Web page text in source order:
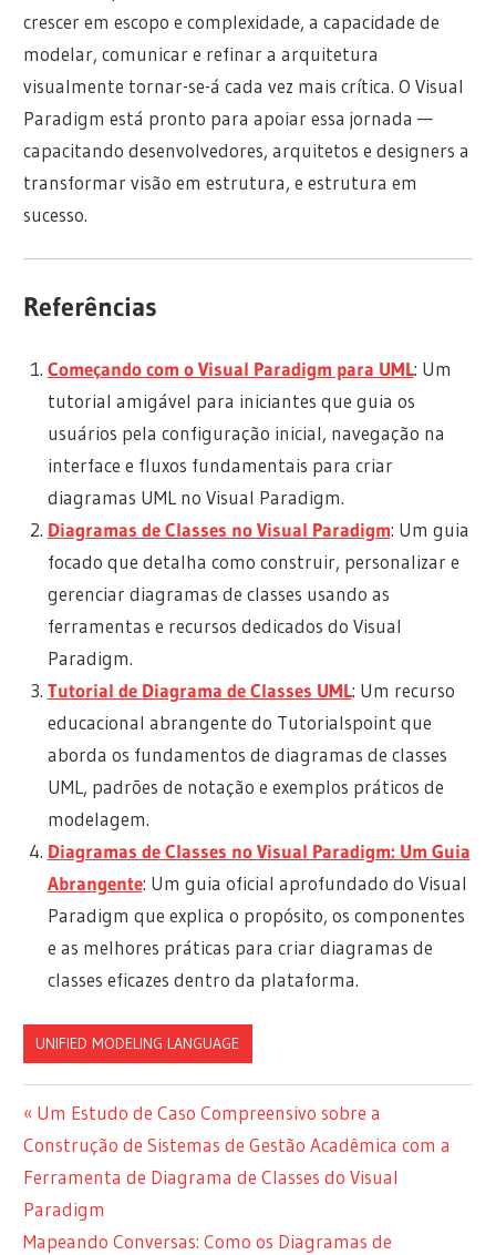
crescer em escopo e complexidade, a capacidade de
modelar, comunicar e refinar a arquitetura
visualmente tornar-se-á cada vez mais crítica. O Visual
Paradigm está pronto para apoiar essa jornada —
capacitando desenvolvedores, arquitetos e designers a
transformar visão em estrutura, e estrutura em
sucesso.
Referências
Começando com o Visual Paradigm para UML: Um
tutorial amigável para iniciantes que guia os
usuários pela configuração inicial, navegação na
interface e fluxos fundamentais para criar
diagramas UML no Visual Paradigm.
Diagramas de Classes no Visual Paradigm: Um guia
focado que detalha como construir, personalizar e
gerenciar diagramas de classes usando as
ferramentas e recursos dedicados do Visual
Paradigm.
Tutorial de Diagrama de Classes UML: Um recurso
educacional abrangente do Tutorialspoint que
aborda os fundamentos de diagramas de classes
UML, padrões de notação e exemplos práticos de
modelagem.
Diagramas de Classes no Visual Paradigm: Um Guia
Abrangente: Um guia oficial aprofundado do Visual
Paradigm que explica o propósito, os componentes
e as melhores práticas para criar diagramas de
classes eficazes dentro da plataforma.
UNIFIED MODELING LANGUAGE
Navegação
de
artigos
Previous
Post:
Um Estudo de Caso Compreensivo sobre a
Construção de Sistemas de Gestão Acadêmica com a
Ferramenta de Diagrama de Classes do Visual
Paradigm
Next
Mapeando Conversas: Como os Diagramas de